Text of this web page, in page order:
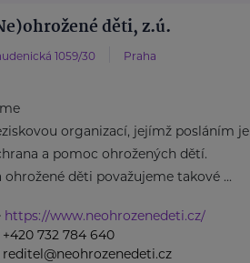
děti, z.ú.
1059/30 Praha
organizací, jejímž posláním je
a pomoc ohrožených dětí.
ohrožené děti považujeme takové ...
https://www.neohrozenedeti.cz/
+420 732 784 640
reditel@neohrozenedeti.cz